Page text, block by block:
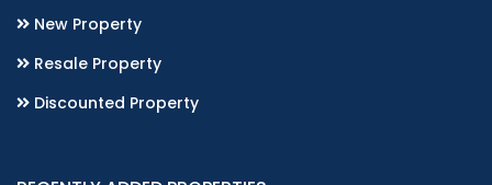
New Property
Resale Property
Discounted Property